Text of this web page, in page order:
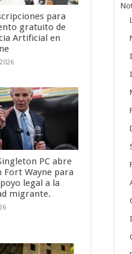
para
gratuito de
Artificial en
PC abre
Fort Wayne para
legal a la
migrante.